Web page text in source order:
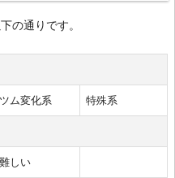
の通りです。
ツム変化系 特殊系
難しい